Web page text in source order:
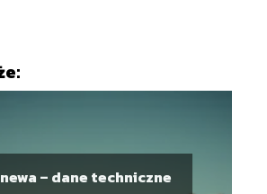
newa – dane techniczne